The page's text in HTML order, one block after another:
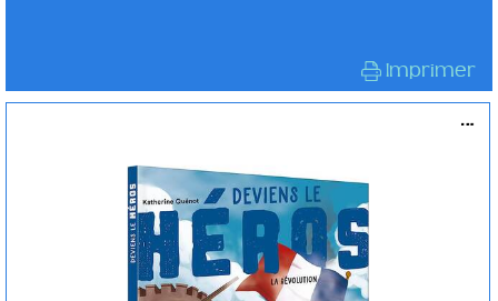
Imprimer
...
ROMAN ENFANT
Bertrand PUARD
Albin Michel jeunesse (
Paris - 2022 )